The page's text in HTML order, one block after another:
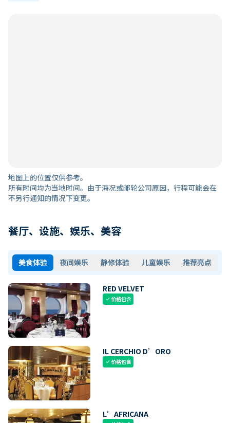
地图上的位置仅供参考。
所有时间均为当地时间。由于海况或邮轮公司原因，行程可能会在
不另行通知的情况下变更。
餐厅、设施、娱乐、美容
美食体验 夜间娱乐 静修体验 儿童娱乐 推荐亮点
RED VELVET
check价格包含
IL CERCHIO D’ORO
check价格包含
L’AFRICANA